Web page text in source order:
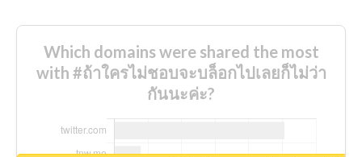
Which domains were shared the most
with #ถ้าใครไม่ชอบจะบล็อกไปเลยก็ไม่ว่า
กันนะค่ะ?